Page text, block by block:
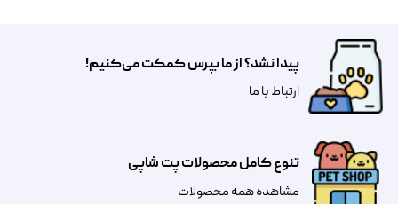
تنوع کامل محصولات پت شاپی
مشاهده همه محصولات
پیدا نشد؟ از ما بپرس کمکت می‌کنیم!
​​​ارتباط با ما